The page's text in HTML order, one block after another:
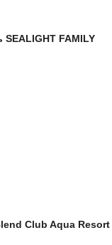
FAMILY
Club Aqua Resort